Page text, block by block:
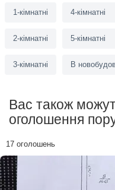
1-кімнатні
2-кімнатні
3-кімнатні
4-кімнатні
5-кімнатні
В
Вас також
оголошення
17 оголошень